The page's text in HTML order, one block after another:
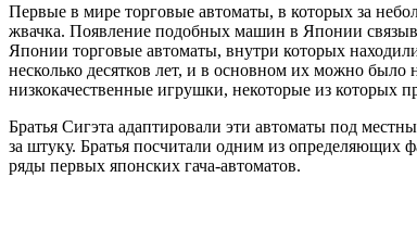
Первые в мире торговые автоматы, в которых за
жвачка. Появление подобных машин в Японии
Японии торговые автоматы, внутри которых
несколько десятков лет, и в основном их можно
низкокачественные игрушки, некоторые из которых
Братья Сигэта адаптировали эти автоматы под
за штуку. Братья посчитали одним из определяющих
ряды первых японских гача-автоматов.